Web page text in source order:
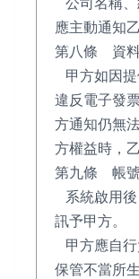
公司名稱、
應主動通知
第八條 資料
甲方如因提
違反電子發
方通知仍無
方權益時，
第九條 帳
系統啟用後
訊予甲方。
甲方應自行
保管不當所